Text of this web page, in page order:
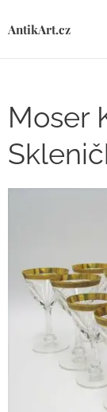
AntikArt.cz
Moser